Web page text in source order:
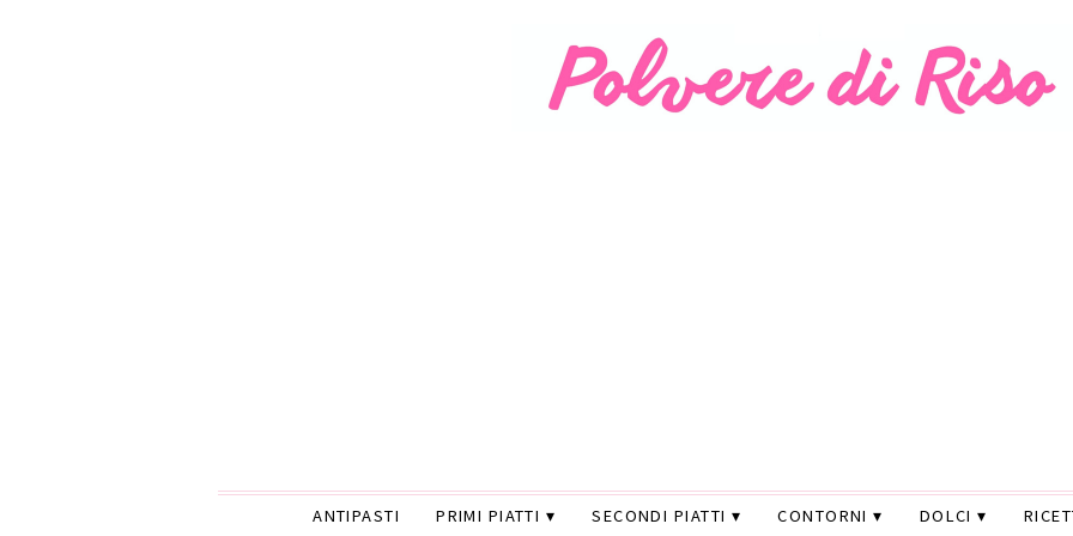
ANTIPASTI PRIMI PIATTI SECONDI PIATTI CONTORNI DOLCI